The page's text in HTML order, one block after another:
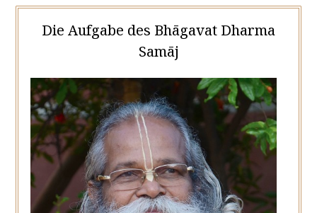
Die Aufgabe des Bhāgavat Dharma
Samāj